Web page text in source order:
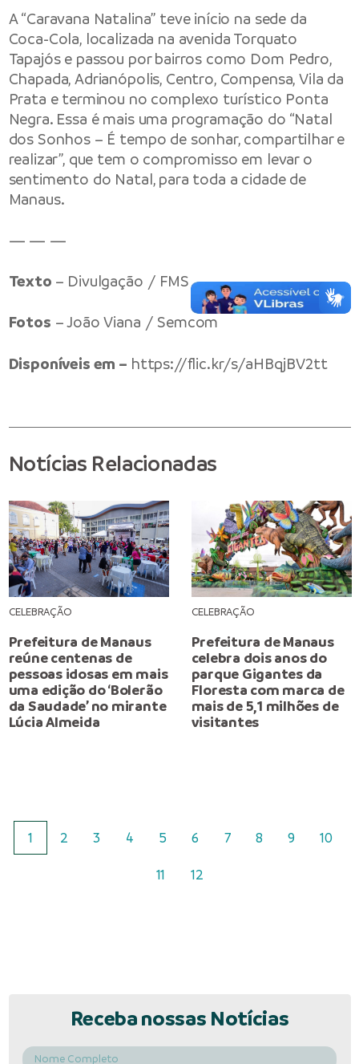
A “Caravana Natalina” teve início na sede da
Coca-Cola, localizada na avenida Torquato
Tapajós e passou por bairros como Dom Pedro,
Chapada, Adrianópolis, Centro, Compensa, Vila da
Prata e terminou no complexo turístico Ponta
Negra. Essa é mais uma programação do “Natal
dos Sonhos – É tempo de sonhar, compartilhar e
realizar”, que tem o compromisso em levar o
sentimento do Natal, para toda a cidade de
Manaus.
— — —
Texto – Divulgação / FMS
Fotos – João Viana / Semcom
Disponíveis em – https://flic.kr/s/aHBqjBV2tt
Notícias Relacionadas
CELEBRAÇÃO
Prefeitura de Manaus
reúne centenas de
pessoas idosas em mais
uma edição do ‘Bolerão
da Saudade’ no mirante
Lúcia Almeida
CELEBRAÇÃO
Prefeitura de Manaus
celebra dois anos do
parque Gigantes da
Floresta com marca de
mais de 5,1 milhões de
visitantes
1 2 3 4 5 6 7 8 9 10
11 12
Receba nossas Notícias